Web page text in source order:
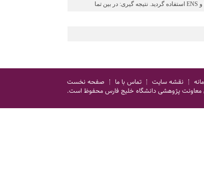
صفحه نخست تماس با ما نقشه سایت
معاونت پژوهشی دانشگاه خلیج فارس محفوظ است.